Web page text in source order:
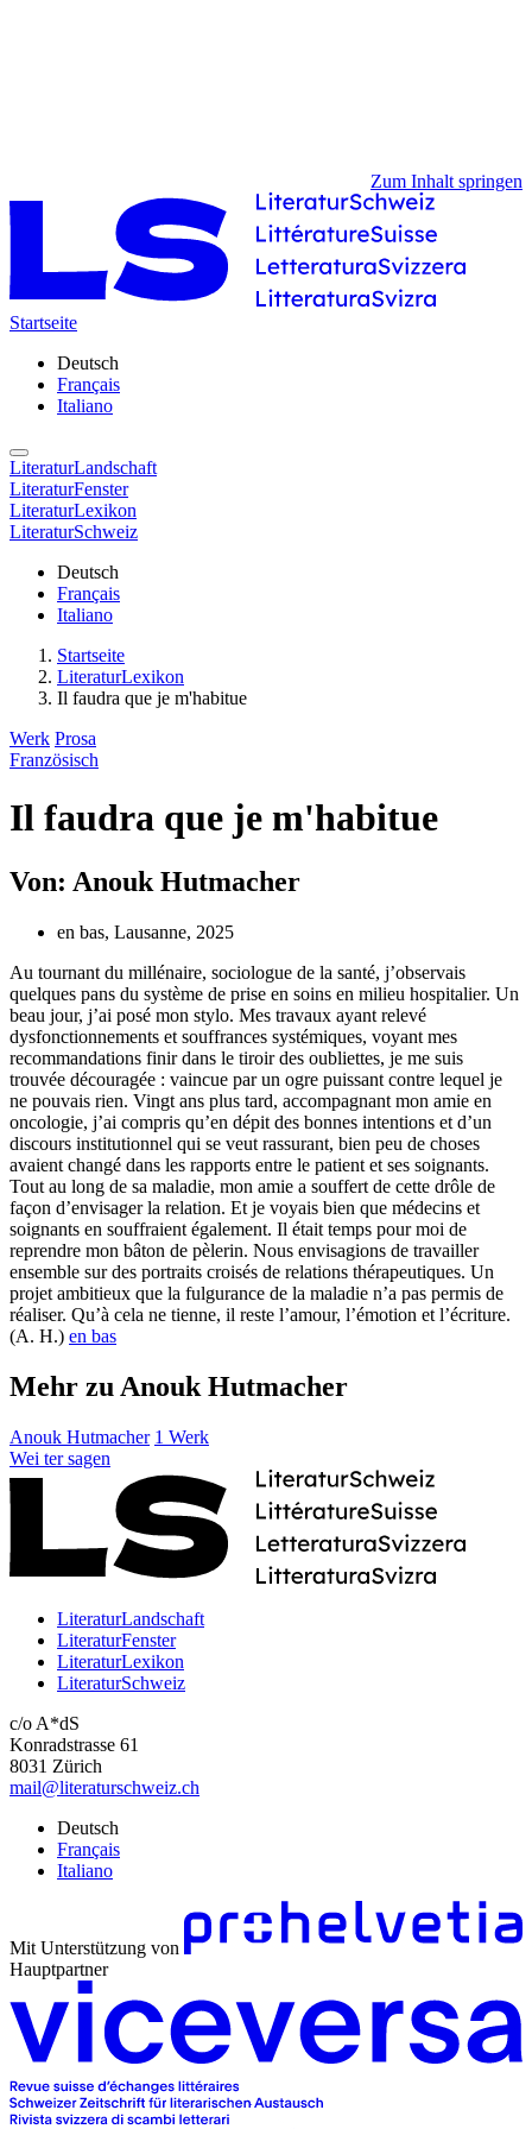
Zum Inhalt springen
Startseite
Deutsch
Français
Italiano
LiteraturLandschaft
LiteraturFenster
LiteraturLexikon
LiteraturSchweiz
Deutsch
Français
Italiano
Startseite
LiteraturLexikon
Il faudra que je m'habitue
Werk Prosa
Französisch
Il faudra que je m'habitue
Von: Anouk Hutmacher
en bas, Lausanne, 2025
Au tournant du millénaire, sociologue de la santé, j’observais
quelques pans du système de prise en soins en milieu hospitalier. Un
beau jour, j’ai posé mon stylo. Mes travaux ayant relevé
dysfonctionnements et souffrances systémiques, voyant mes
recommandations finir dans le tiroir des oubliettes, je me suis
trouvée découragée : vaincue par un ogre puissant contre lequel je
ne pouvais rien. Vingt ans plus tard, accompagnant mon amie en
oncologie, j’ai compris qu’en dépit des bonnes intentions et d’un
discours institutionnel qui se veut rassurant, bien peu de choses
avaient changé dans les rapports entre le patient et ses soignants.
Tout au long de sa maladie, mon amie a souffert de cette drôle de
façon d’envisager la relation. Et je voyais bien que médecins et
soignants en souffraient également. Il était temps pour moi de
reprendre mon bâton de pèlerin. Nous envisagions de travailler
ensemble sur des portraits croisés de relations thérapeutiques. Un
projet ambitieux que la fulgurance de la maladie n’a pas permis de
réaliser. Qu’à cela ne tienne, il reste l’amour, l’émotion et l’écriture.
(A. H.) en bas
Mehr zu Anouk Hutmacher
Anouk Hutmacher 1 Werk
Wei ter sagen
LiteraturLandschaft
LiteraturFenster
LiteraturLexikon
LiteraturSchweiz
c/o A*dS
Konradstrasse 61
8031 Zürich
mail@literaturschweiz.ch
Deutsch
Français
Italiano
Mit Unterstützung von
Hauptpartner